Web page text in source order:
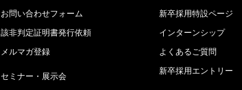
お問い合わせフォーム
該非判定証明書発行依頼
メルマガ登録
セミナー・展示会
新卒採用特設ページ
インターンシップ
よくあるご質問
新卒採用エントリー